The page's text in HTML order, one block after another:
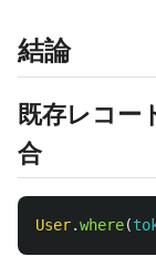
結論
既存レコー
合
User.where(